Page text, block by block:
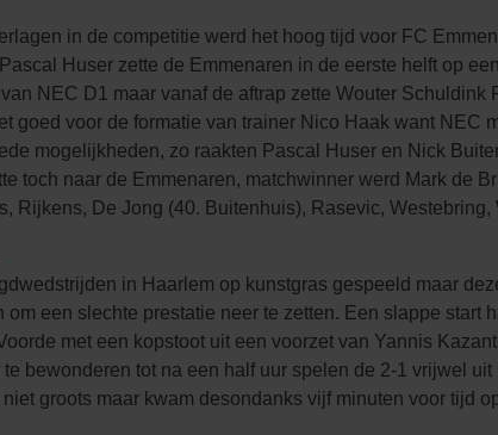
in de competitie werd het hoog tijd voor FC
Huser zette de Emmenaren in de eerste helft op
NEC D1 maar vanaf de aftrap zette Wouter
goed voor de formatie van trainer Nico Haak want
mogelijkheden, zo raakten Pascal Huser en Nick
toch naar de Emmenaren, matchwinner werd Mark de
Rijkens, De Jong (40. Buitenhuis), Rasevic,
in Haarlem op kunstgras gespeeld maar
een slechte prestatie neer te zetten. Een slappe
met een kopstoot uit een voorzet van Yannis
bewonderen tot na een half uur spelen de 2-1 vrijwel
groots maar kwam desondanks vijf minuten voor tijd